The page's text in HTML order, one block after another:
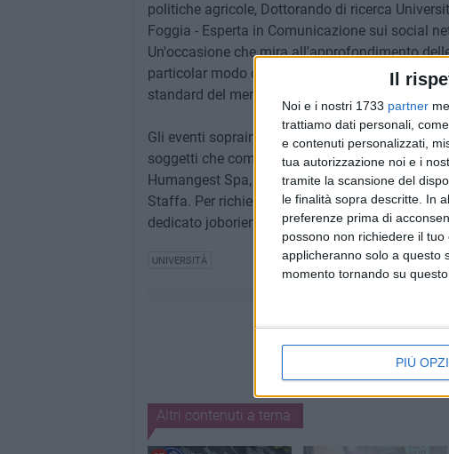
Il
Noi e i nostri 1733 partner
trattiamo dati personali,
e contenuti personalizzati,
tua autorizzazione noi e i
tramite la scansione del
le finalità sopra descritte. In
preferenze prima di
possono non richiedere il
applicheranno solo a questo
momento tornando su
PIÙ
politiche agricole, Dottorando di ricerca
Foggia - Esperta in Comunicazione sui social
Un'occasione che mira all'approfondimento
particolar modo concentrandosi su tutta una
standard del mercato del lavoro.
Gli eventi sopraindicati, aperti a tutta la
soggetti che compongono l'intero partenariato,
Humangest Spa, Factory Co.stru.i.re, Heaven
Staffa. Per richiedere maggiori informazioni in
dedicato joborienta.comunebarletta@outlook.it
UNIVERSITÀ
Altri contenuti a tema